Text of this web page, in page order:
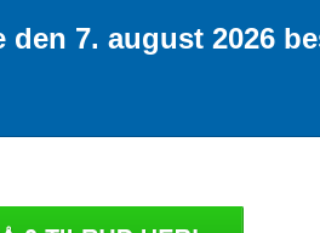
den 7. august 2026